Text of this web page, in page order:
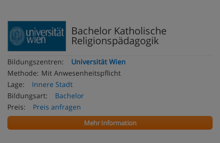
Bachelor Katholische
Religionspädagogik
Bildungszentren:
Universität Wien
Methode: Mit Anwesenheitspflicht
Lage:
Innere Stadt
Bildungsart:
Bachelor
Preis:
Preis anfragen
Mehr Information